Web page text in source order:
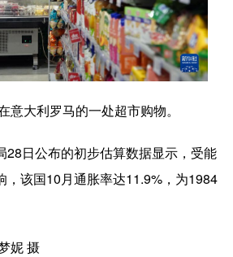
文件 金融 汽车
居 信息化 数字经济
振兴 银龄 溯源中国
游 能源 会展
乐 时尚 悦读
一路 亚太网 上市公司
大利罗马的一处超市购物。
日公布的初步估算数据显示，受能
，该国10月通胀率达11.9%，为1984
妮 摄